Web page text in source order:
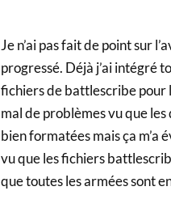
Je n’ai pas fait de point sur
progressé. Déjà j’ai intégré
fichiers de battlescribe pour
mal de problèmes vu que
bien formatées mais ça
vu que les fichiers
que toutes les armées sont